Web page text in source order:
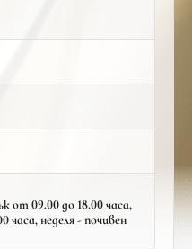
от 09.00 до 18.00 часа,
часа, неделя - почивен